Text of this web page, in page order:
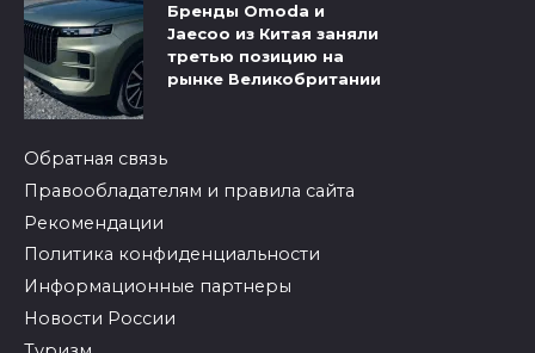
Бренды Omoda и
Jaecoo из Китая заняли
третью позицию на
рынке Великобритании
Обратная связь
Правообладателям и правила сайта
Рекомендации
Политика конфиденциальности
Информационные партнеры
Новости России